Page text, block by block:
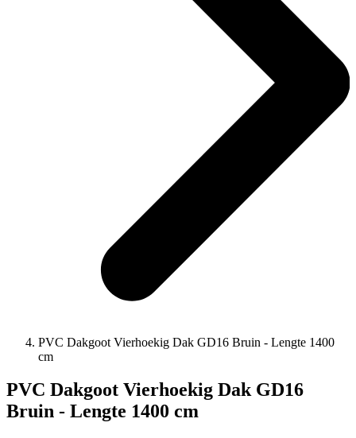
PVC Dakgoot Vierhoekig Dak GD16 Bruin - Lengte 1400
cm
PVC Dakgoot Vierhoekig Dak GD16
Bruin - Lengte 1400 cm